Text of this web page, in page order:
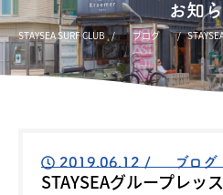
お知
STAYSEA SURF CLUB ブログ
2019.06.12 / ブロ
STAYSEAグループレッ